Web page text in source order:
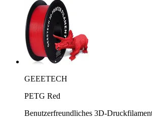
GEEETECH
PETG Red
Benutzerfreundliches 3D-